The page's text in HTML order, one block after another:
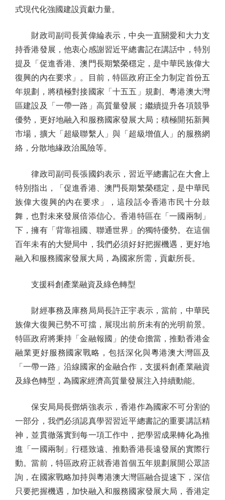
式現代化強國建設貢獻力量。
財政司副司長黃偉綸表示，中央一直關愛和大力支
持香港發展，他衷心感謝習近平總書記在講話中，特別
提及「促進香港、澳門長期繁榮穩定，是中華民族偉大
復興的內在要求」。目前，特區政府正全力制定首份五
年規劃，將積極對接國家「十五五」規劃、粵港澳大灣
區建設及「一帶一路」高質量發展；繼續提升各項競爭
優勢，更好地融入和服務國家發展大局；積極開拓新興
市場，擴大「超級聯繫人」與「超級增值人」的服務網
絡，分散地緣政治風險等。
律政司副司長張國鈞表示，習近平總書記在大會上
特別指出，「促進香港、澳門長期繁榮穩定，是中華民
族偉大復興的內在要求」，這段話令香港市民十分鼓
舞，也對未來發展倍添信心。香港特區在「一國兩制」
下，擁有「背靠祖國、聯通世界」的獨特優勢。在這個
百年未有的大變局中，我們必須好好把握機遇，更好地
融入和服務國家發展大局，為國家所需，貢獻所長。
支援科創產業融資及綠色轉型
財經事務及庫務局局長許正宇表示，當前，中華民
族偉大復興已勢不可擋，展現出前所未有的光明前景。
特區政府將秉持「金融報國」的使命擔當，推動香港金
融業更好服務國家戰略，包括深化與粵港澳大灣區及
「一帶一路」沿線國家的金融合作，支援科創產業融資
及綠色轉型，為國家經濟高質量發展注入持續動能。
保安局局長鄧炳強表示，香港作為國家不可分割的
一部分，我們必須認真學習習近平總書記的重要講話精
神，並貫徹落實到每一項工作中，把學習成果轉化為推
進「一國兩制」行穩致遠、推動香港長遠發展的實際行
動。當前，特區政府正就香港首個五年規劃展開公眾諮
詢，在國家戰略加持與粵港澳大灣區融合提速下，深信
只要把握機遇，加快融入和服務國家發展大局，香港定